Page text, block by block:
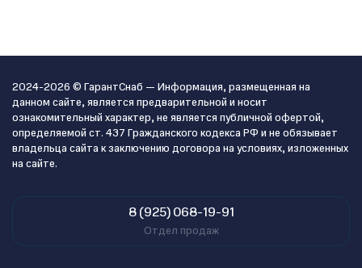
2024-2026 © ГарантСнаб — Информация, размещенная на
данном сайте, является предварительной и носит
ознакомительный характер, не является публичной офертой,
определяемой ст. 437 Гражданского кодекса РФ и не обязывает
владельца сайта к заключению договора на условиях, изложенных
на сайте.
8 (925) 068-19-91
Отдел продаж